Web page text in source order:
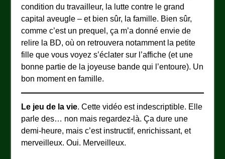
condition du travailleur, la lutte contre le grand
capital aveugle – et bien sûr, la famille. Bien sûr,
comme c’est un prequel, ça m’a donné envie de
relire la BD, où on retrouvera notamment la petite
fille que vous voyez s’éclater sur l’affiche (et une
bonne partie de la joyeuse bande qui l’entoure). Un
bon moment en famille.
Le jeu de la vie. Cette vidéo est indescriptible. Elle
parle des… non mais regardez-là. Ça dure une
demi-heure, mais c’est instructif, enrichissant, et
merveilleux. Oui. Merveilleux.